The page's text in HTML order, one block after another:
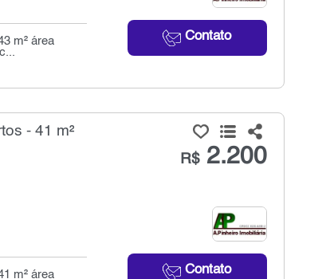
Contato
m² área
- 41 m²
R$2.200
Contato
m² área